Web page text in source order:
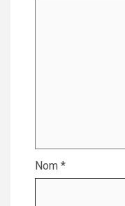
Nom *